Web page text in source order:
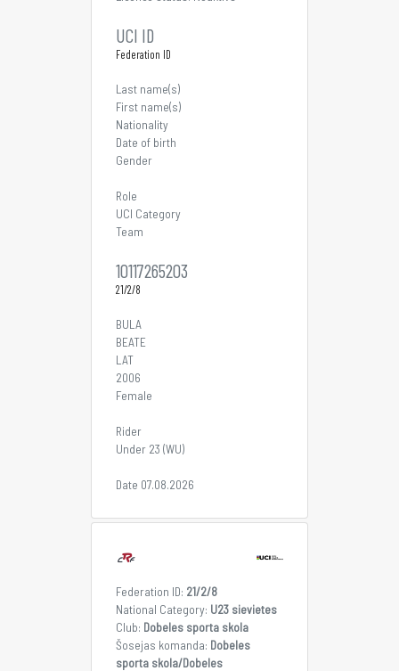
UCI ID
Federation ID
Last name(s)
First name(s)
Nationality
Date of birth
Gender
Role
UCI Category
Team
10117265203
21/2/8
BULA
BEATE
LAT
2006
Female
Rider
Under 23 (WU)
Date 07.08.2026
Federation ID: 21/2/8
National Category: U23 sievietes
Club: Dobeles sporta skola
Šosejas komanda: Dobeles
sporta skola/Dobeles